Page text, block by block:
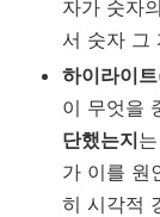
자가 숫자
서 숫자 그
하이라이
이 무엇을
단했는지
가 이를 원
히 시각적